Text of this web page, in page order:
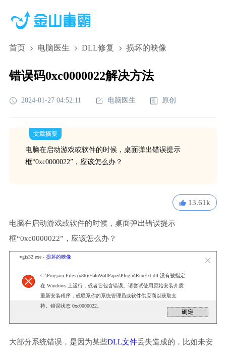
首页 电脑医生 DLL修复 损坏的映像
错误码0xc0000022解决方法
2024-01-27 04:52:11 电脑医生 原创
文章摘要
电脑在启动游戏或软件的时候，桌面弹出错误提示
框“0xc0000022”，应该怎么办？
13.61k
电脑在启动游戏或软件的时候，桌面弹出错误提示
框“0xc0000022”，应该怎么办？
vgis32.exe - 损坏的映像
C:\Program Files (x86)\HaloWallPaper\Plugin\RunExt.dll 没有被指定
在 Windows 上运行，或者它包含错误。请尝试使用原始安装介质
重新安装程序，或联系你的系统管理员或软件供应商以获取支
持。错误状态 0xc0000022。
大部分系统错误，是因为某些DLL文件丢失造成的，比如未安